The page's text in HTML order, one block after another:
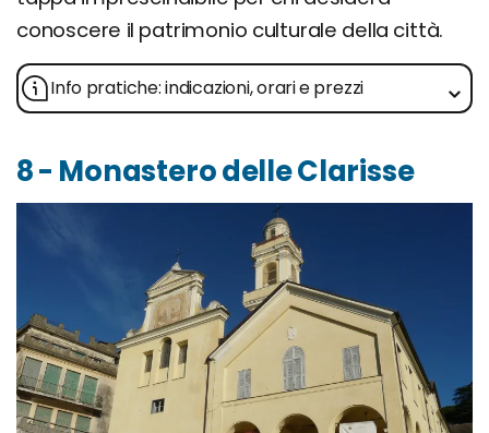
conoscere il patrimonio culturale della città.
Info pratiche: indicazioni, orari e prezzi
8 - Monastero delle Clarisse